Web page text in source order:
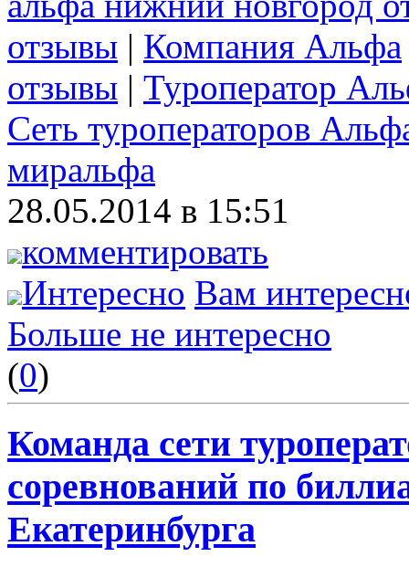
отзывы | Компания Альфа
отзывы | Туроператор
Сеть туроператоров
миральфа
28.05.2014 в 15:51
комментировать
Интересно Вам
Больше не интересно
(0)
Команда сети
соревнований по
Екатеринбурга